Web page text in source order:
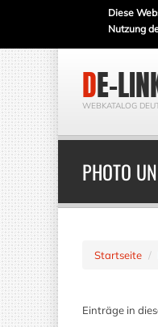
Diese
Nutzung
DE-
WEBKATALOG
PHOTO
Startseite
Einträge in